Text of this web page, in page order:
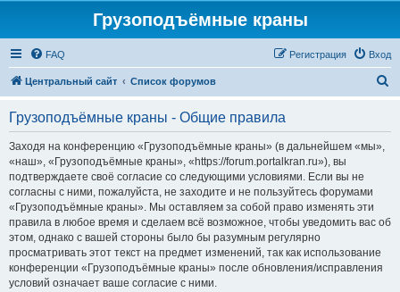
Грузоподъёмные краны
FAQ Вход
Регистрация
Центральный сайт Список форумов
Грузоподъёмные краны - Общие правила
Заходя на конференцию «Грузоподъёмные краны» (в дальнейшем «мы»,
«наш», «Грузоподъёмные краны», «https://forum.portalkran.ru»), вы
подтверждаете своё согласие со следующими условиями. Если вы не
согласны с ними, пожалуйста, не заходите и не пользуйтесь форумами
«Грузоподъёмные краны». Мы оставляем за собой право изменять эти
правила в любое время и сделаем всё возможное, чтобы уведомить вас об
этом, однако с вашей стороны было бы разумным регулярно
просматривать этот текст на предмет изменений, так как использование
конференции «Грузоподъёмные краны» после обновления/исправления
условий означает ваше согласие с ними.